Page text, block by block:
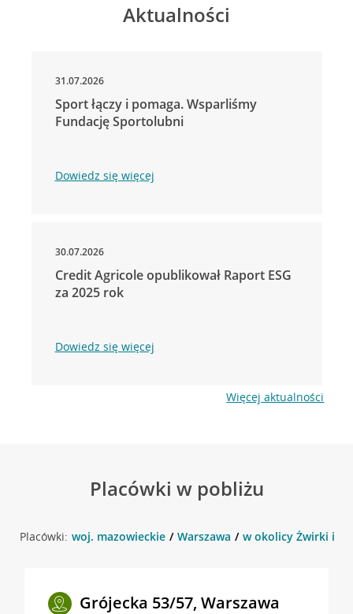
Aktualności
31.07.2026
Sport łączy i pomaga. Wsparliśmy
Fundację Sportolubni
Dowiedz się więcej
30.07.2026
Credit Agricole opublikował Raport ESG
za 2025 rok
Dowiedz się więcej
Więcej aktualności
Placówki w pobliżu
Placówki: woj. mazowieckie Warszawa w okolicy Żwirki i
Grójecka 53/57, Warszawa